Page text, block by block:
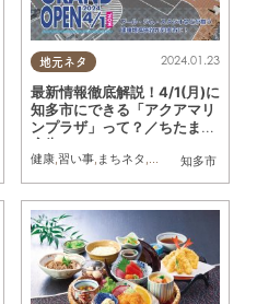
夫婦,家族
地元ネタ
知多市
2024.01.23
最新情報徹底解説！4/1(月)に
知多市にできる「アクアマリ
ンプラザ」って？／ちたまる
広告
健康, 習い事, まちネタ ちたまる広告